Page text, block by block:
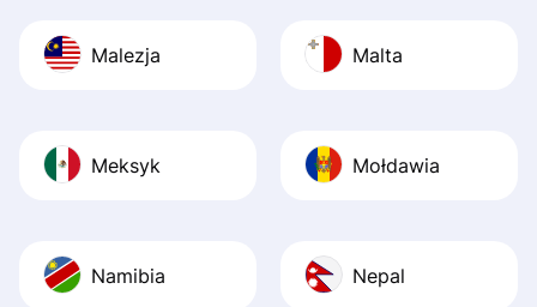
Malezja Malta
Meksyk Mołdawia
Namibia Nepal